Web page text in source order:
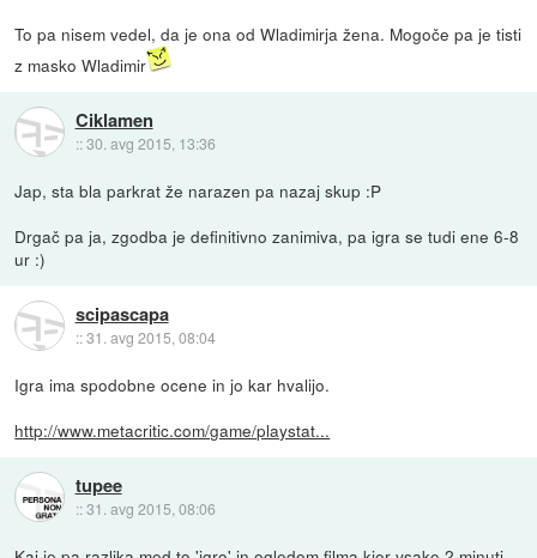
To pa nisem vedel, da je ona od Wladimirja žena. Mogoče pa je tisti
z masko Wladimir
Ciklamen
::30. avg 2015, 13:36
Jap, sta bla parkrat že narazen pa nazaj skup :P
Drgač pa ja, zgodba je definitivno zanimiva, pa igra se tudi ene 6-8
ur :)
scipascapa
::31. avg 2015, 08:04
Igra ima spodobne ocene in jo kar hvalijo.
http://www.metacritic.com/game/playstat...
tupee
::31. avg 2015, 08:06